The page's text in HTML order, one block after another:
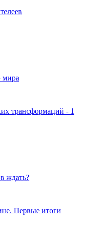
мира
трансформаций - 1
ждать?
Первые итоги